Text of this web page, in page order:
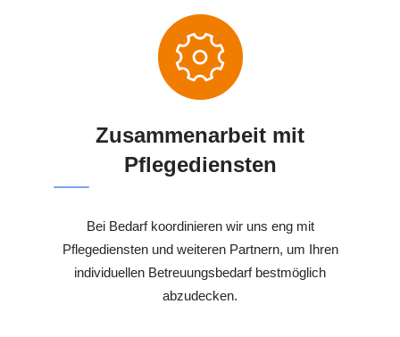
Zusammenarbeit mit
Pflegediensten
Bei Bedarf koordinieren wir uns eng mit
Pflegediensten und weiteren Partnern, um Ihren
individuellen Betreuungsbedarf bestmöglich
abzudecken.